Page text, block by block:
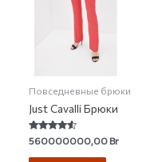
Повседневные брюки
Just Cavalli Брюки
Rated
4.33
out of 5
560000000,00Br